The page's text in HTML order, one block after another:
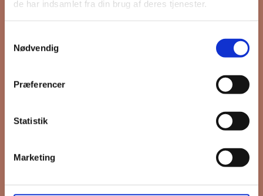
de har indsamlet fra din brug af deres tjenester.
Nødvendig
Præferencer
Statistik
Marketing
boliger til salg og udlejning, så du